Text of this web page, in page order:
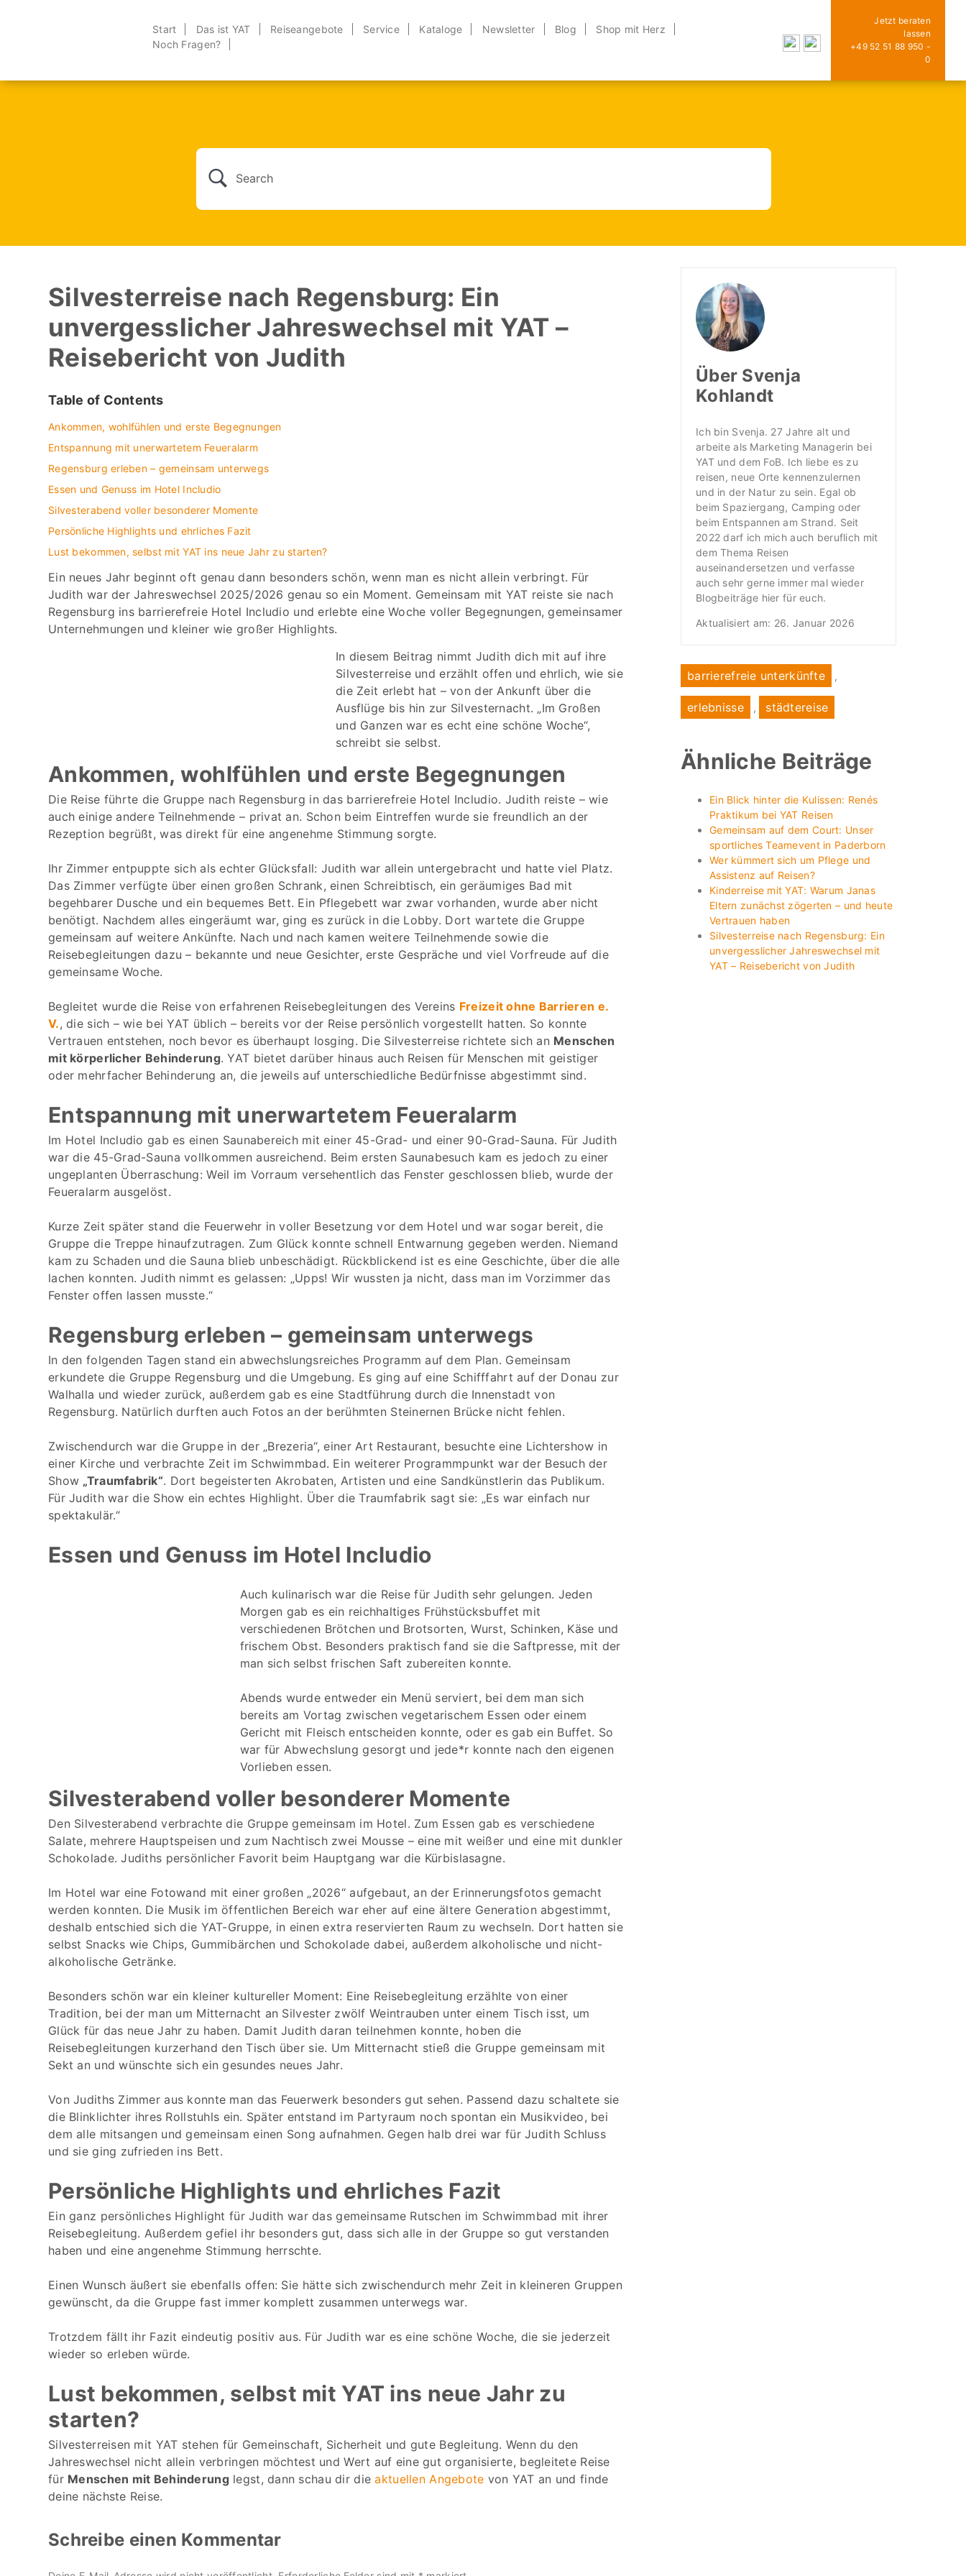
Start Das ist YAT Reiseangebote Service Kataloge Newsletter Blog
Shop mit Herz
Noch Fragen?
Jetzt beraten
lassen
+49 52 51 88 950 -
0
Silvesterreise nach Regensburg: Ein
unvergesslicher Jahreswechsel mit YAT –
Reisebericht von Judith
Table of Contents
Ankommen, wohlfühlen und erste Begegnungen
Entspannung mit unerwartetem Feueralarm
Regensburg erleben – gemeinsam unterwegs
Essen und Genuss im Hotel Includio
Silvesterabend voller besonderer Momente
Persönliche Highlights und ehrliches Fazit
Lust bekommen, selbst mit YAT ins neue Jahr zu starten?
Ein neues Jahr beginnt oft genau dann besonders schön, wenn man es nicht allein verbringt. Für
Judith war der Jahreswechsel 2025/2026 genau so ein Moment. Gemeinsam mit YAT reiste sie nach
Regensburg ins barrierefreie Hotel Includio und erlebte eine Woche voller Begegnungen, gemeinsamer
Unternehmungen und kleiner wie großer Highlights.
In diesem Beitrag nimmt Judith dich mit auf ihre
Silvesterreise und erzählt offen und ehrlich, wie sie
die Zeit erlebt hat – von der Ankunft über die
Ausflüge bis hin zur Silvesternacht. „Im Großen
und Ganzen war es echt eine schöne Woche“,
schreibt sie selbst.
Ankommen, wohlfühlen und erste Begegnungen
Die Reise führte die Gruppe nach Regensburg in das barrierefreie Hotel Includio. Judith reiste – wie
auch einige andere Teilnehmende – privat an. Schon beim Eintreffen wurde sie freundlich an der
Rezeption begrüßt, was direkt für eine angenehme Stimmung sorgte.
Ihr Zimmer entpuppte sich als echter Glücksfall: Judith war allein untergebracht und hatte viel Platz.
Das Zimmer verfügte über einen großen Schrank, einen Schreibtisch, ein geräumiges Bad mit
begehbarer Dusche und ein bequemes Bett. Ein Pflegebett war zwar vorhanden, wurde aber nicht
benötigt. Nachdem alles eingeräumt war, ging es zurück in die Lobby. Dort wartete die Gruppe
gemeinsam auf weitere Ankünfte. Nach und nach kamen weitere Teilnehmende sowie die
Reisebegleitungen dazu – bekannte und neue Gesichter, erste Gespräche und viel Vorfreude auf die
gemeinsame Woche.
Begleitet wurde die Reise von erfahrenen Reisebegleitungen des Vereins Freizeit ohne Barrieren e.
V., die sich – wie bei YAT üblich – bereits vor der Reise persönlich vorgestellt hatten. So konnte
Vertrauen entstehen, noch bevor es überhaupt losging. Die Silvesterreise richtete sich an Menschen
mit körperlicher Behinderung. YAT bietet darüber hinaus auch Reisen für Menschen mit geistiger
oder mehrfacher Behinderung an, die jeweils auf unterschiedliche Bedürfnisse abgestimmt sind.
Entspannung mit unerwartetem Feueralarm
Im Hotel Includio gab es einen Saunabereich mit einer 45-Grad- und einer 90-Grad-Sauna. Für Judith
war die 45-Grad-Sauna vollkommen ausreichend. Beim ersten Saunabesuch kam es jedoch zu einer
ungeplanten Überraschung: Weil im Vorraum versehentlich das Fenster geschlossen blieb, wurde der
Feueralarm ausgelöst.
Kurze Zeit später stand die Feuerwehr in voller Besetzung vor dem Hotel und war sogar bereit, die
Gruppe die Treppe hinaufzutragen. Zum Glück konnte schnell Entwarnung gegeben werden. Niemand
kam zu Schaden und die Sauna blieb unbeschädigt. Rückblickend ist es eine Geschichte, über die alle
lachen konnten. Judith nimmt es gelassen: „Upps! Wir wussten ja nicht, dass man im Vorzimmer das
Fenster offen lassen musste.“
Regensburg erleben – gemeinsam unterwegs
In den folgenden Tagen stand ein abwechslungsreiches Programm auf dem Plan. Gemeinsam
erkundete die Gruppe Regensburg und die Umgebung. Es ging auf eine Schifffahrt auf der Donau zur
Walhalla und wieder zurück, außerdem gab es eine Stadtführung durch die Innenstadt von
Regensburg. Natürlich durften auch Fotos an der berühmten Steinernen Brücke nicht fehlen.
Zwischendurch war die Gruppe in der „Brezeria“, einer Art Restaurant, besuchte eine Lichtershow in
einer Kirche und verbrachte Zeit im Schwimmbad. Ein weiterer Programmpunkt war der Besuch der
Show „Traumfabrik“. Dort begeisterten Akrobaten, Artisten und eine Sandkünstlerin das Publikum.
Für Judith war die Show ein echtes Highlight. Über die Traumfabrik sagt sie: „Es war einfach nur
spektakulär.“
Essen und Genuss im Hotel Includio
Auch kulinarisch war die Reise für Judith sehr gelungen. Jeden
Morgen gab es ein reichhaltiges Frühstücksbuffet mit
verschiedenen Brötchen und Brotsorten, Wurst, Schinken, Käse und
frischem Obst. Besonders praktisch fand sie die Saftpresse, mit der
man sich selbst frischen Saft zubereiten konnte.
Abends wurde entweder ein Menü serviert, bei dem man sich
bereits am Vortag zwischen vegetarischem Essen oder einem
Gericht mit Fleisch entscheiden konnte, oder es gab ein Buffet. So
war für Abwechslung gesorgt und jede*r konnte nach den eigenen
Vorlieben essen.
Silvesterabend voller besonderer Momente
Den Silvesterabend verbrachte die Gruppe gemeinsam im Hotel. Zum Essen gab es verschiedene
Salate, mehrere Hauptspeisen und zum Nachtisch zwei Mousse – eine mit weißer und eine mit dunkler
Schokolade. Judiths persönlicher Favorit beim Hauptgang war die Kürbislasagne.
Im Hotel war eine Fotowand mit einer großen „2026“ aufgebaut, an der Erinnerungsfotos gemacht
werden konnten. Die Musik im öffentlichen Bereich war eher auf eine ältere Generation abgestimmt,
deshalb entschied sich die YAT-Gruppe, in einen extra reservierten Raum zu wechseln. Dort hatten sie
selbst Snacks wie Chips, Gummibärchen und Schokolade dabei, außerdem alkoholische und nicht-
alkoholische Getränke.
Besonders schön war ein kleiner kultureller Moment: Eine Reisebegleitung erzählte von einer
Tradition, bei der man um Mitternacht an Silvester zwölf Weintrauben unter einem Tisch isst, um
Glück für das neue Jahr zu haben. Damit Judith daran teilnehmen konnte, hoben die
Reisebegleitungen kurzerhand den Tisch über sie. Um Mitternacht stieß die Gruppe gemeinsam mit
Sekt an und wünschte sich ein gesundes neues Jahr.
Von Judiths Zimmer aus konnte man das Feuerwerk besonders gut sehen. Passend dazu schaltete sie
die Blinklichter ihres Rollstuhls ein. Später entstand im Partyraum noch spontan ein Musikvideo, bei
dem alle mitsangen und gemeinsam einen Song aufnahmen. Gegen halb drei war für Judith Schluss
und sie ging zufrieden ins Bett.
Persönliche Highlights und ehrliches Fazit
Ein ganz persönliches Highlight für Judith war das gemeinsame Rutschen im Schwimmbad mit ihrer
Reisebegleitung. Außerdem gefiel ihr besonders gut, dass sich alle in der Gruppe so gut verstanden
haben und eine angenehme Stimmung herrschte.
Einen Wunsch äußert sie ebenfalls offen: Sie hätte sich zwischendurch mehr Zeit in kleineren Gruppen
gewünscht, da die Gruppe fast immer komplett zusammen unterwegs war.
Trotzdem fällt ihr Fazit eindeutig positiv aus. Für Judith war es eine schöne Woche, die sie jederzeit
wieder so erleben würde.
Lust bekommen, selbst mit YAT ins neue Jahr zu
starten?
Silvesterreisen mit YAT stehen für Gemeinschaft, Sicherheit und gute Begleitung. Wenn du den
Jahreswechsel nicht allein verbringen möchtest und Wert auf eine gut organisierte, begleitete Reise
für Menschen mit Behinderunglegst, dann schau dir dieaktuellen Angebote von YAT an und finde
deine nächste Reise.
Schreibe einen Kommentar
Über Svenja
Kohlandt
Ich bin Svenja. 27 Jahre alt und
arbeite als Marketing Managerin bei
YAT und dem FoB. Ich liebe es zu
reisen, neue Orte kennenzulernen
und in der Natur zu sein. Egal ob
beim Spaziergang, Camping oder
beim Entspannen am Strand. Seit
2022 darf ich mich auch beruflich mit
dem Thema Reisen
auseinandersetzen und verfasse
auch sehr gerne immer mal wieder
Blogbeiträge hier für euch.
Aktualisiert am: 26. Januar 2026
barrierefreie unterkünfte ,
erlebnisse , städtereise
Ähnliche Beiträge
Ein Blick hinter die Kulissen: Renés
Praktikum bei YAT Reisen
Gemeinsam auf dem Court: Unser
sportliches Teamevent in Paderborn
Wer kümmert sich um Pflege und
Assistenz auf Reisen?
Kinderreise mit YAT: Warum Janas
Eltern zunächst zögerten – und heute
Vertrauen haben
Silvesterreise nach Regensburg: Ein
unvergesslicher Jahreswechsel mit
YAT – Reisebericht von Judith